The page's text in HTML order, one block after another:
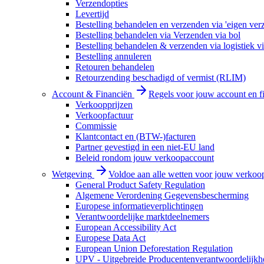
Verzendopties
Levertijd
Bestelling behandelen en verzenden via 'eigen
Bestelling behandelen via Verzenden via bol
Bestelling behandelen & verzenden via logistiek
Bestelling annuleren
Retouren behandelen
Retourzending beschadigd of vermist (RLIM)
Account & Financiën
Regels voor jouw account en
Verkoopprijzen
Verkoopfactuur
Commissie
Klantcontact en (BTW-)facturen
Partner gevestigd in een niet-EU land
Beleid rondom jouw verkoopaccount
Wetgeving
Voldoe aan alle wetten voor jouw
General Product Safety Regulation
Algemene Verordening Gegevensbescherming
Europese informatieverplichtingen
Verantwoordelijke marktdeelnemers
European Accessibility Act
Europese Data Act
European Union Deforestation Regulation
UPV - Uitgebreide